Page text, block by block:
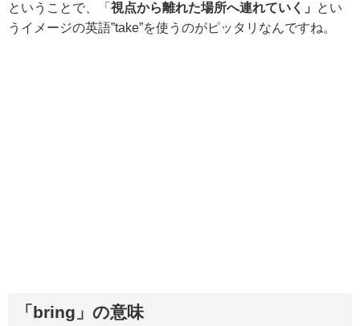
ということで、「 視点から離れた場所へ連れていく」
とい
うイメージの英語”take”を使うのがピッタリなんですね。
「bring」の意味